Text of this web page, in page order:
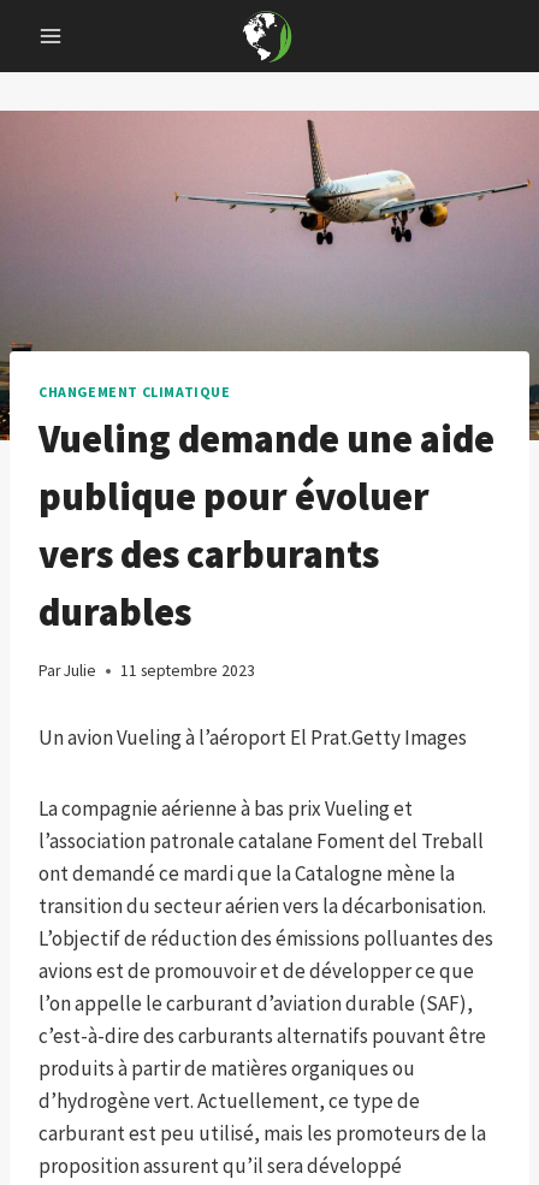
content
CHANGEMENT CLIMATIQUE
Vueling demande une aide
publique pour évoluer
vers des carburants
durables
ParJulie 11 septembre 2023
Un avion Vueling à l’aéroport El Prat.Getty Images
La compagnie aérienne à bas prix Vueling et
l’association patronale catalane Foment del Treball
ont demandé ce mardi que la Catalogne mène la
transition du secteur aérien vers la décarbonisation.
L’objectif de réduction des émissions polluantes des
avions est de promouvoir et de développer ce que
l’on appelle le carburant d’aviation durable (SAF),
c’est-à-dire des carburants alternatifs pouvant être
produits à partir de matières organiques ou
d’hydrogène vert. Actuellement, ce type de
carburant est peu utilisé, mais les promoteurs de la
proposition assurent qu’il sera développé